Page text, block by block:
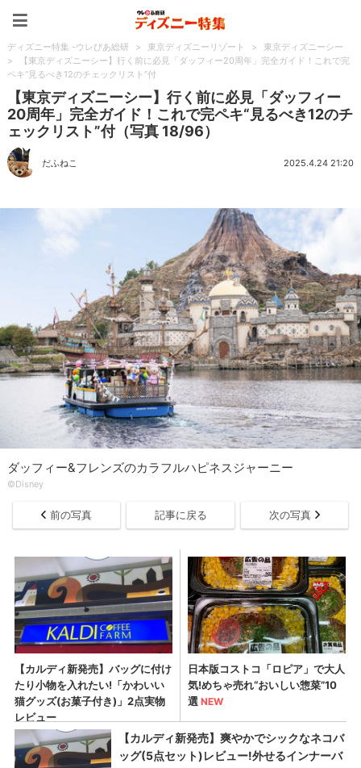
ディズニー特集 -ウレぴあ総研 > 東京ディズニーリゾート >
東京ディズニーシー
>
【東京ディズニーシー】行く前に必見「ダッフィー20周年」完全ガイド！これで完
ペキ“見るべき12のチェックリスト”付
【東京ディズニーシー】行く前に必見「ダッフィー
20周年」完全ガイド！これで完ペキ“見るべき12のチ
ェックリスト”付（写真 18/96）
だふねこ 2025.4.24 21:20
ダッフィー&フレンズのカラフルハピネスジャーニー
©Disney
前の写真 記事に戻る 次の写真